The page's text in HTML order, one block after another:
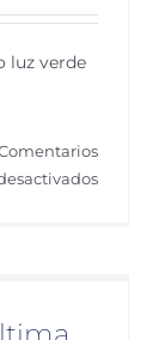
luz verde
en